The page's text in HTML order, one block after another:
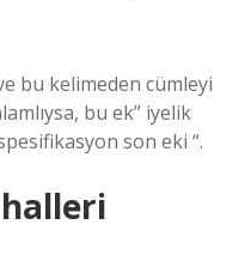
bu kelimeden cümleyi
bu ek” iyelik
son eki “.